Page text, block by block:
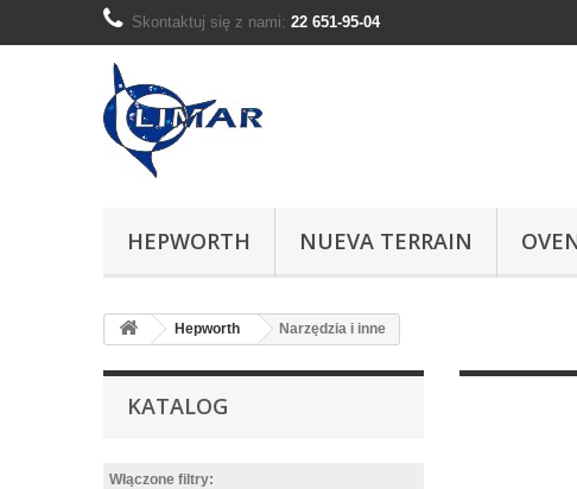
Skontaktuj się z nami: 22 651-95-04
HEPWORTH NUEVA TERRAIN
Hepworth Narzędzia i inne
KATALOG
Włączone filtry: